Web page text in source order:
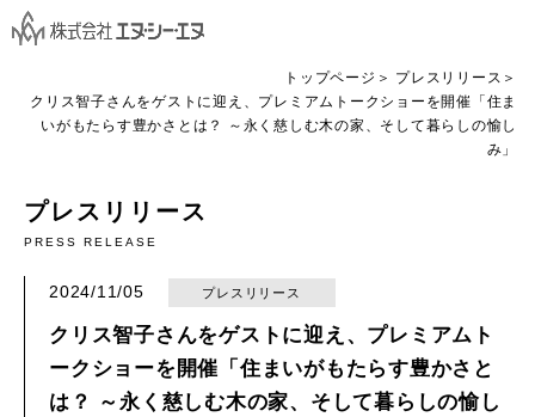
トップページ
プレスリリース
クリス智子さんをゲストに迎え、プレミアムトークショーを開催「住ま
いがもたらす豊かさとは？ ～永く慈しむ木の家、そして暮らしの愉し
み」
プレスリリース
PRESS RELEASE
2024/11/05 プレスリリース
クリス智子さんをゲストに迎え、プレミアムト
ークショーを開催「住まいがもたらす豊かさと
は？ ～永く慈しむ木の家、そして暮らしの愉し